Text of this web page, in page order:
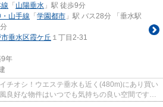
「 山陽垂水 」駅 徒歩9分
山手線 「 学園都市 」駅 バス28分 「垂水駅
垂水区霞ケ丘 １丁目2-31
年
チオシ！ウエステ垂水も近く(480m)にあり買い
良好な物件はいつでも気持ちの良い空間です！